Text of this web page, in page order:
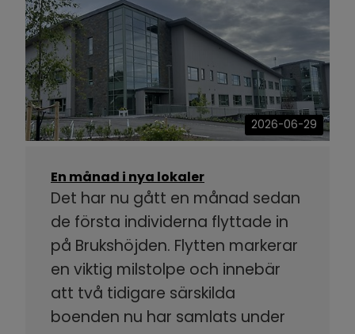
2026-06-29
En månad i nya lokaler
Det har nu gått en månad sedan
de första individerna flyttade in
på Brukshöjden. Flytten markerar
en viktig milstolpe och innebär
att två tidigare särskilda
boenden nu har samlats under